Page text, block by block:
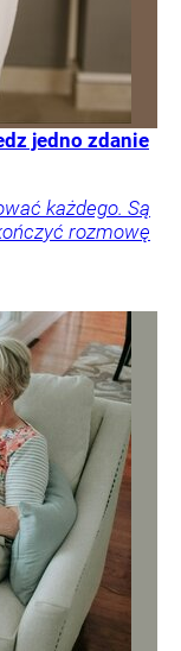
jedno zdanie
każdego. Są
rozmowę